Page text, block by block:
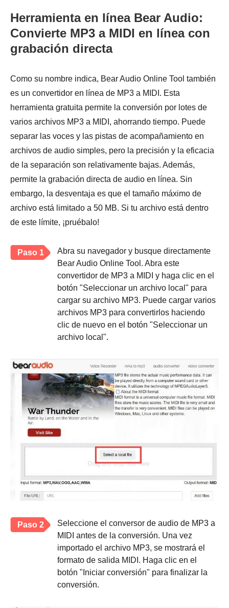
Herramienta en línea Bear Audio:
Convierte MP3 a MIDI en línea con
grabación directa
Como su nombre indica, Bear Audio Online Tool también
es un convertidor en línea de MP3 a MIDI. Esta
herramienta gratuita permite la conversión por lotes de
varios archivos MP3 a MIDI, ahorrando tiempo. Puede
separar las voces y las pistas de acompañamiento en
archivos de audio simples, pero la precisión y la eficacia
de la separación son relativamente bajas. Además,
permite la grabación directa de audio en línea. Sin
embargo, la desventaja es que el tamaño máximo de
archivo está limitado a 50 MB. Si tu archivo está dentro
de este límite, ¡pruébalo!
Paso 1
Abra su navegador y busque directamente
Bear Audio Online Tool. Abra este
convertidor de MP3 a MIDI y haga clic en el
botón "Seleccionar un archivo local" para
cargar su archivo MP3. Puede cargar varios
archivos MP3 para convertirlos haciendo
clic de nuevo en el botón "Seleccionar un
archivo local".
Paso 2
Seleccione el conversor de audio de MP3 a
MIDI antes de la conversión. Una vez
importado el archivo MP3, se mostrará el
formato de salida MIDI. Haga clic en el
botón "Iniciar conversión" para finalizar la
conversión.